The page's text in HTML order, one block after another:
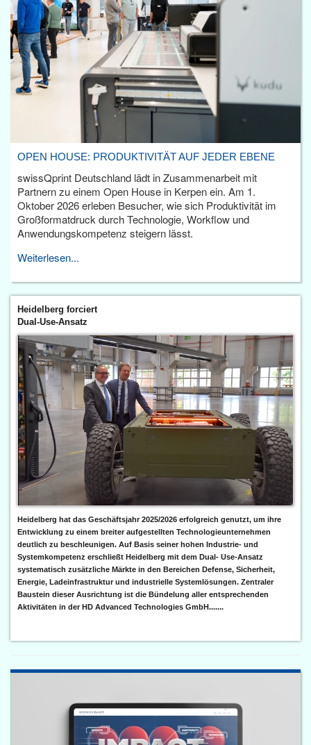
OPEN HOUSE: PRODUKTIVITÄT AUF JEDER EBENE
swissQprint Deutschland lädt in Zusammenarbeit mit
Partnern zu einem Open House in Kerpen ein. Am 1.
Oktober 2026 erleben Besucher, wie sich Produktivität im
Großformatdruck durch Technologie, Workflow und
Anwendungskompetenz steigern lässt.
Weiterlesen...
Heidelberg forciert
Dual-Use-Ansatz
Heidelberg hat das Geschäftsjahr 2025/2026 erfolgreich genutzt, um ihre
Entwicklung zu einem breiter aufgestellten Technologieunternehmen
deutlich zu beschleunigen. Auf Basis seiner hohen Industrie- und
Systemkompetenz erschließt Heidelberg mit dem Dual- Use-Ansatz
systematisch zusätzliche Märkte in den Bereichen Defense, Sicherheit,
Energie, Ladeinfrastruktur und industrielle Systemlösungen. Zentraler
Baustein dieser Ausrichtung ist die Bündelung aller entsprechenden
Aktivitäten in der HD Advanced Technologies GmbH.......